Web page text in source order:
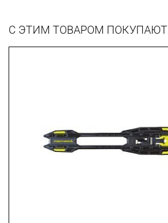
С ЭТИМ ТОВАРОМ ПОКУПАЮТ